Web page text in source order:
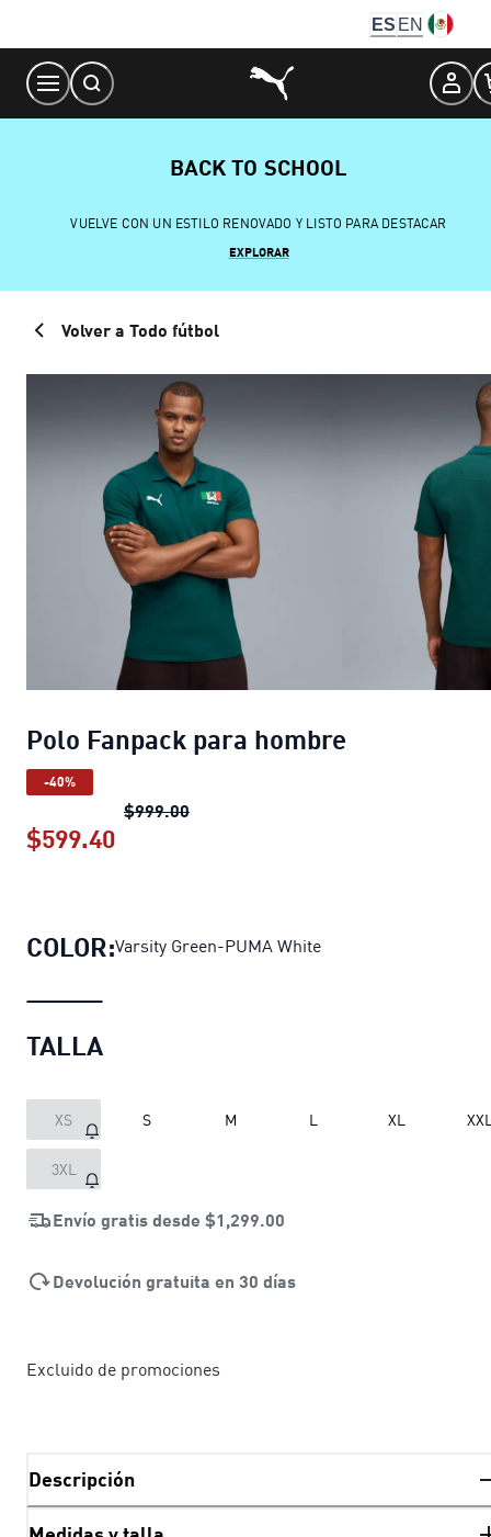
Content
ES EN
BACK TO SCHOOL
VUELVE CON UN ESTILO RENOVADO Y LISTO PARA DESTACAR
EXPLORAR
Volver a Todo fútbol
Polo Fanpack para hombre
-40%
$999.00Polo Fanpack para hombre
$599.40
COLOR:Varsity Green-PUMA White
TALLA
XS S M L XL
3XL
Envío gratis desde $1,299.00
Devolución gratuita en 30 días
Excluido de promociones
Descripción